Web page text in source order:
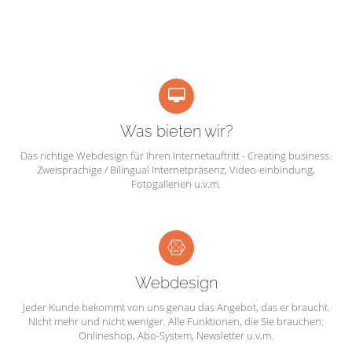
Was bieten wir?
Das richtige Webdesign für Ihren Internetauftritt - Creating business.
Zweisprachige / Bilingual Internetpräsenz, Video-einbindung,
Fotogallerien u.v.m.
Webdesign
Jeder Kunde bekommt von uns genau das Angebot, das er braucht.
Nicht mehr und nicht weniger. Alle Funktionen, die Sie brauchen:
Onlineshop, Abo-System, Newsletter u.v.m.